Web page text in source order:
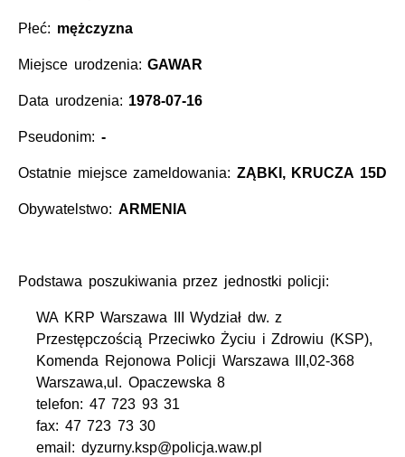
Płeć: mężczyzna
Miejsce urodzenia:GAWAR
Data urodzenia: 1978-07-16
Pseudonim: -
Ostatnie miejsce zameldowania: ZĄBKI, KRUCZA 15D
Obywatelstwo: ARMENIA
Podstawa poszukiwania przez jednostki policji:
WA KRP Warszawa III Wydział dw. z
Przestępczością Przeciwko Życiu i Zdrowiu (KSP),
Komenda Rejonowa Policji Warszawa III,02-368
Warszawa,ul. Opaczewska 8
telefon: 47 723 93 31
fax: 47 723 73 30
email: dyzurny.ksp@policja.waw.pl